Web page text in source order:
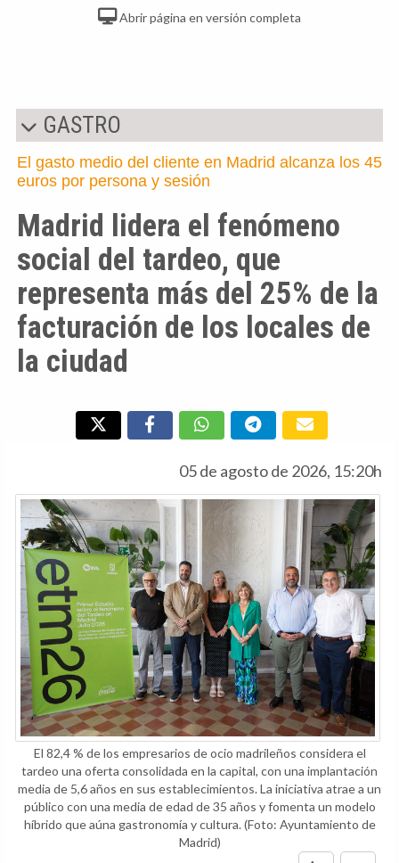
Abrir página en versión completa
GASTRO
El gasto medio del cliente en Madrid alcanza los 45
euros por persona y sesión
Madrid lidera el fenómeno
social del tardeo, que
representa más del 25% de la
facturación de los locales de
la ciudad
05 de agosto de 2026, 15:20h
El 82,4 % de los empresarios de ocio madrileños considera el
tardeo una oferta consolidada en la capital, con una implantación
media de 5,6 años en sus establecimientos. La iniciativa atrae a un
público con una media de edad de 35 años y fomenta un modelo
híbrido que aúna gastronomía y cultura.(Foto: Ayuntamiento de
Madrid)